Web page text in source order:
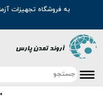
به فروشگاه تجهیزات